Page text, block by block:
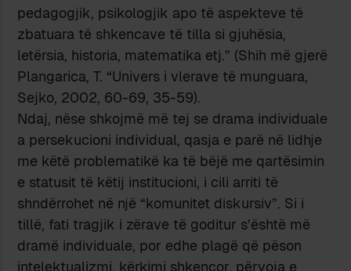
pedagogjik, psikologjik apo të aspekteve të
zbatuara të shkencave të tilla si gjuhësia,
letërsia, historia, matematika etj.” (Shih më gjerë
Plangarica, T. “Univers i vlerave të munguara,
Sejko, 2002, 60-69, 35-59).
Ndaj, nëse shkojmë më tej se drama individuale
a persekucioni individual, qasja e parë në lidhje
me këtë problematikë ka të bëjë me qartësimin
e statusit të këtij institucioni, i cili arriti të
shndërrohet në një “komunitet diskursiv”. Si i
tillë, fati tragjik i zërave të goditur s’është më
dramë individuale, por edhe plagë që pëson
intelektualizmi, kërkimi shkencor, përvoja e